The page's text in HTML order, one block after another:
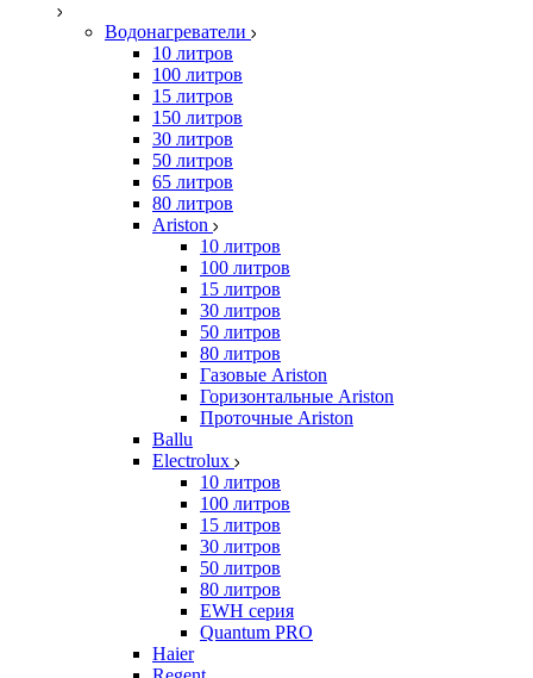
Водонагреватели
10 литров
100 литров
15 литров
150 литров
30 литров
50 литров
65 литров
80 литров
Ariston
10 литров
100 литров
15 литров
30 литров
50 литров
80 литров
Газовые Ariston
Горизонтальные Ariston
Проточные Ariston
Ballu
Electrolux
10 литров
100 литров
15 литров
30 литров
50 литров
80 литров
EWH серия
Quantum PRO
Haier